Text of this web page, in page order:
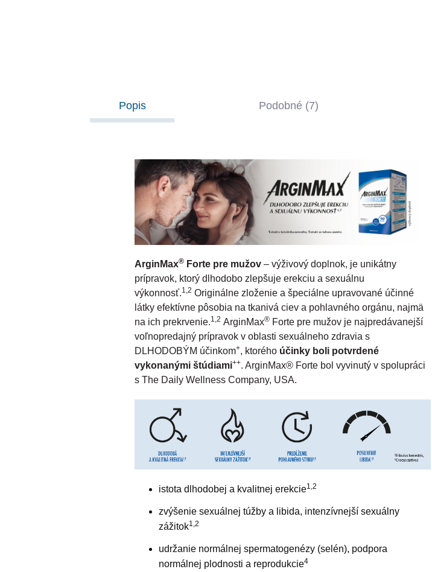
Popis Podobné (7)
ArginMax® Forte pre mužov – výživový doplnok, je unikátny
prípravok, ktorý dlhodobo zlepšuje erekciu a sexuálnu
výkonnosť.1,2 Originálne zloženie a špeciálne upravované účinné
látky efektívne pôsobia na tkanivá ciev a pohlavného orgánu, najmä
na ich prekrvenie.1,2 ArginMax® Forte pre mužov je najpredávanejší
voľnopredajný prípravok v oblasti sexuálneho zdravia s
DLHODOBÝM účinkom+, ktorého účinky boli potvrdené
vykonanými štúdiami++. ArginMax® Forte bol vyvinutý v spolupráci
s The Daily Wellness Company, USA.
istota dlhodobej a kvalitnej erekcie1,2
zvýšenie sexuálnej túžby a libida, intenzívnejší sexuálny
zážitok1,2
udržanie normálnej spermatogenézy (selén), podpora
normálnej plodnosti a reprodukcie4